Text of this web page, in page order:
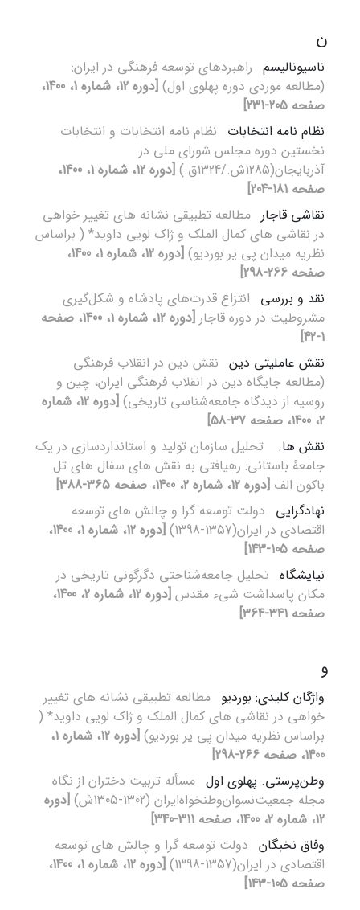
ن
ناسیونالیسم راهبردهای توسعه فرهنگی در ایران:
(مطالعه موردی دوره پهلوی اول)
[دوره 12، شماره 1، 1400،
صفحه 205-231]
نظام نامه انتخابات نظام نامه انتخابات و انتخابات
نخستین دوره مجلس شورای ملی در
آذربایجان(1285ش./1324ق.)
[دوره 12، شماره 1، 1400،
صفحه 181-204]
نقاشی قاجار مطالعه تطبیقی نشانه های تغییر خواهی
در نقاشی های کمال الملک و ژاک لویی داوید* ( براساس
نظریه میدان پی یر بوردیو)
[دوره 12، شماره 1، 1400،
صفحه 266-298]
نقد و بررسی انتزاع قدرت‌های پادشاه و شکل‌گیری
مشروطیت در دوره قاجار
[دوره 12، شماره 1، 1400، صفحه
1-42]
نقش ‌عاملیتی دین نقش دین در انقلاب فرهنگی
(مطالعه جایگاه دین در انقلاب فرهنگی ایران، چین و
روسیه از دیدگاه جامعه‌شناسی ‌تاریخی)‌
[دوره 12، شماره
2، 1400، صفحه 37-58]
نقش ­ها.
تحلیل سازمان تولید و استانداردسازی در یک
جامعۀ باستانی: رهیافتی به نقش های سفال های تل
باکون الف [دوره 12، شماره 2، 1400، صفحه 365-388]
نهادگرایی دولت توسعه گرا و چالش های توسعه
اقتصادی در ایران(1357-1398)
[دوره 12، شماره 1، 1400،
صفحه 105-143]
نیایشگاه تحلیل جامعه‌شناختی دگرگونی تاریخی در
مکان پاسداشت شیء مقدس
[دوره 12، شماره 2، 1400،
صفحه 341-364]
و
واژگان کلیدی: بوردیو مطالعه تطبیقی نشانه های تغییر
خواهی در نقاشی های کمال الملک و ژاک لویی داوید* (
براساس نظریه میدان پی یر بوردیو)
[دوره 12، شماره 1،
1400، صفحه 266-298]
وطن‌پرستی. پهلوی اول مسأله تربیت دختران از نگاه
مجله‌ جمعیت‌نسوان‌وطنخواه‌ایران (1302-1305ش)
[دوره
12، شماره 2، 1400، صفحه 311-340]
وفاق نخبگان دولت توسعه گرا و چالش های توسعه
اقتصادی در ایران(1357-1398)
[دوره 12، شماره 1، 1400،
صفحه 105-143]